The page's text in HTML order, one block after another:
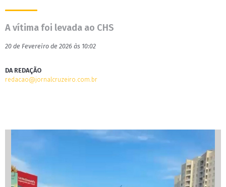
A vítima foi levada ao CHS
20 de Fevereiro de 2026 às 10:02
DA REDAÇÃO
redacao@jornalcruzeiro.com.br